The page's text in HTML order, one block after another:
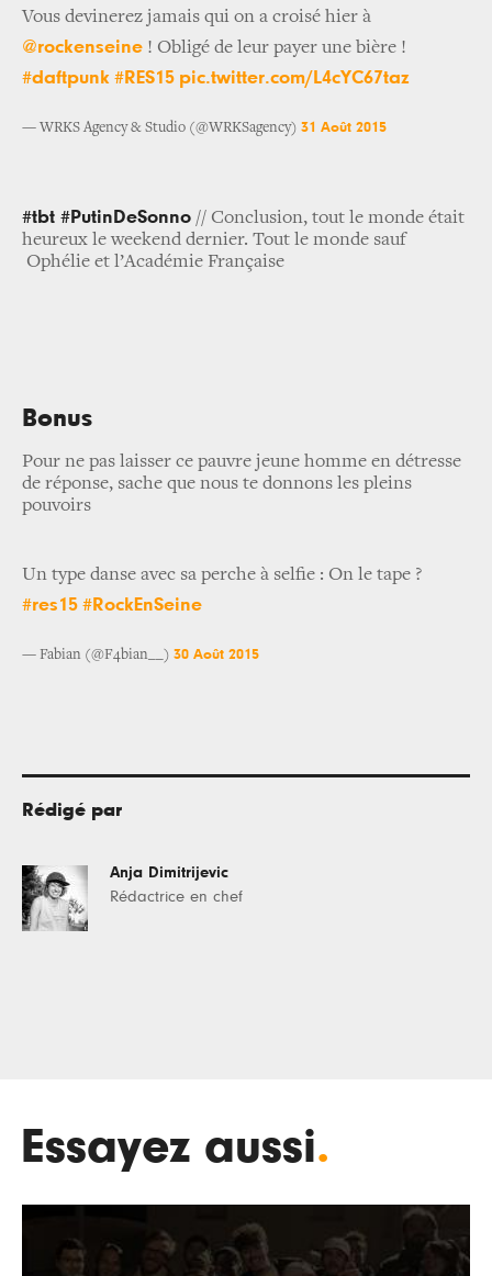
Vous devinerez jamais qui on a croisé hier à
@rockenseine ! Obligé de leur payer une bière !
#daftpunk #RES15 pic.twitter.com/L4cYC67taz
— WRKS Agency & Studio (@WRKSagency) 31 Août 2015
#tbt #PutinDeSonno // Conclusion, tout le monde était
heureux le weekend dernier. Tout le monde sauf
Ophélie et l’Académie Française
Bonus
Pour ne pas laisser ce pauvre jeune homme en détresse
de réponse, sache que nous te donnons les pleins
pouvoirs
Un type danse avec sa perche à selfie : On le tape ?
#res15 #RockEnSeine
— Fabian (@F4bian__) 30 Août 2015
Rédigé par
Anja Dimitrijevic
Rédactrice en chef
Essayez aussi.